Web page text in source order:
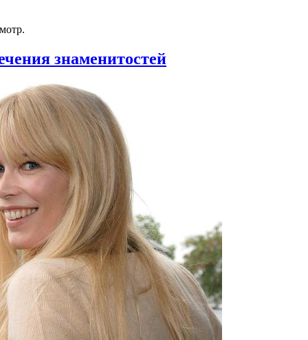
знаменитостей